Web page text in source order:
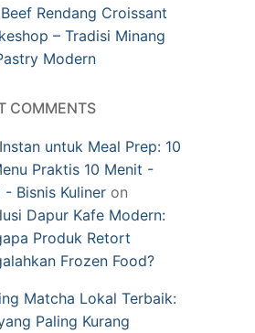
Rendang Croissant
– Tradisi Minang
Modern
COMMENTS
untuk Meal Prep: 10
Praktis 10 Menit -
- Bisnis Kuliner on
Dapur Kafe Modern:
Produk Retort
Frozen Food?
Matcha Lokal Terbaik:
Paling Kurang